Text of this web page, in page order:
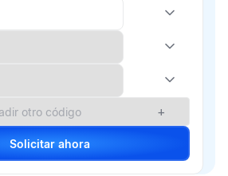
+
Solicitar ahora